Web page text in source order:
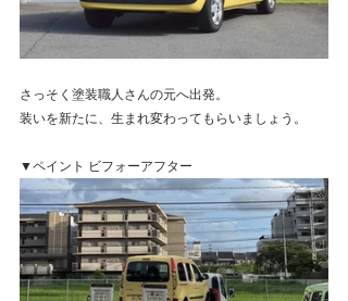
さっそく塗装職人さんの元へ出発。
装いを新たに、生まれ変わってもらいましょう。
▼ペイント ビフォーアフター